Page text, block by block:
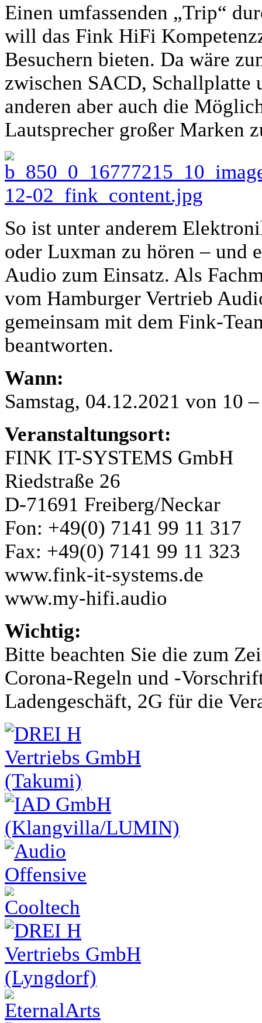
Einen umfassenden „Trip“
will das Fink HiFi
Besuchern bieten. Da wäre
zwischen SACD, Schallplatte
anderen aber auch die
Lautsprecher großer Marken
So ist unter anderem
oder Luxman zu hören – und
Audio zum Einsatz. Als
vom Hamburger Vertrieb
gemeinsam mit dem Fink-
beantworten.
Wann:
Samstag, 04.12.2021 von 10
Veranstaltungsort:
FINK IT-SYSTEMS GmbH
Riedstraße 26
D-71691 Freiberg/Neckar
Fon: +49(0) 7141 99 11 317
Fax: +49(0) 7141 99 11 323
www.fink-it-systems.de
www.my-hifi.audio
Wichtig:
Bitte beachten Sie die zum
Corona-Regeln und -
Ladengeschäft, 2G für die